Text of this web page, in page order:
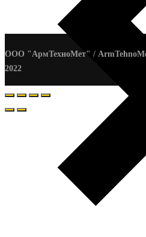
ООО "АрмТехноМет" /
2022